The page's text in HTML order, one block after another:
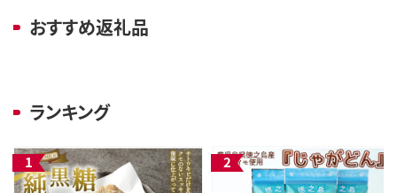
おすすめ返礼品
ランキング